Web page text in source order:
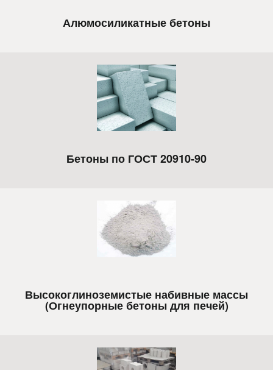
Алюмосиликатные бетоны
Бетоны по ГОСТ 20910-90
Высокоглиноземистые набивные массы
(Огнеупорные бетоны для печей)